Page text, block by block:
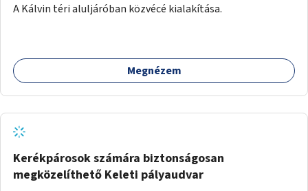
A Kálvin téri aluljáróban közvécé kialakítása.
Megnézem
Kerékpárosok számára biztonságosan
megközelíthető Keleti pályaudvar